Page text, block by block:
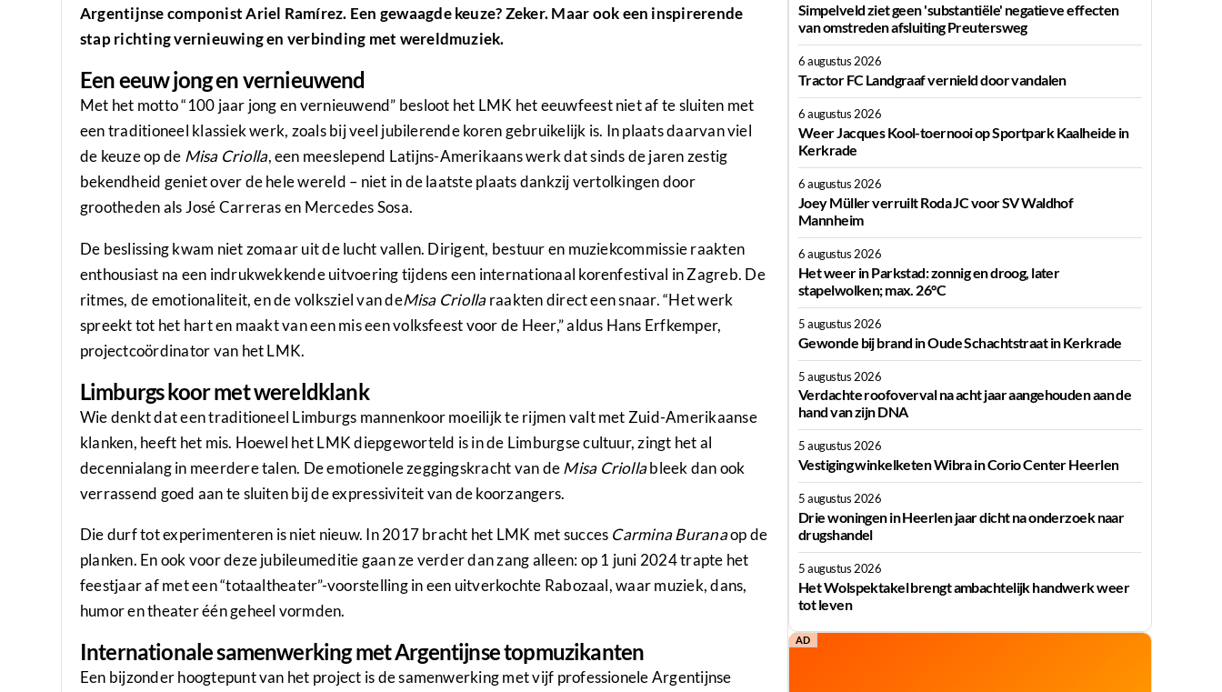
Argentijnse componist Ariel Ramírez. Een gewaagde keuze? Zeker. Maar ook een inspirerende
stap richting vernieuwing en verbinding met wereldmuziek.
Een eeuw jong en vernieuwend
Met het motto “100 jaar jong en vernieuwend” besloot het LMK het eeuwfeest niet af te sluiten met
een traditioneel klassiek werk, zoals bij veel jubilerende koren gebruikelijk is. In plaats daarvan viel
de keuze op de Misa Criolla, een meeslepend Latijns-Amerikaans werk dat sinds de jaren zestig
bekendheid geniet over de hele wereld – niet in de laatste plaats dankzij vertolkingen door
grootheden als José Carreras en Mercedes Sosa.
De beslissing kwam niet zomaar uit de lucht vallen. Dirigent, bestuur en muziekcommissie raakten
enthousiast na een indrukwekkende uitvoering tijdens een internationaal korenfestival in Zagreb. De
ritmes, de emotionaliteit, en de volksziel van deMisa Criollaraakten direct een snaar. “Het werk
spreekt tot het hart en maakt van een mis een volksfeest voor de Heer,” aldus Hans Erfkemper,
projectcoördinator van het LMK.
Limburgs koor met wereldklank
Wie denkt dat een traditioneel Limburgs mannenkoor moeilijk te rijmen valt met Zuid-Amerikaanse
klanken, heeft het mis. Hoewel het LMK diepgeworteld is in de Limburgse cultuur, zingt het al
decennialang in meerdere talen. De emotionele zeggingskracht van deMisa Criollableek dan ook
verrassend goed aan te sluiten bij de expressiviteit van de koorzangers.
Die durf tot experimenteren is niet nieuw. In 2017 bracht het LMK met succes Carmina Buranaop de
planken. En ook voor deze jubileumeditie gaan ze verder dan zang alleen: op 1 juni 2024 trapte het
feestjaar af met een “totaaltheater”-voorstelling in een uitverkochte Rabozaal, waar muziek, dans,
humor en theater één geheel vormden.
Internationale samenwerking met Argentijnse topmuzikanten
Een bijzonder hoogtepunt van het project is de samenwerking met vijf professionele Argentijnse
Simpelveld ziet geen 'substantiële' negatieve effecten
van omstreden afsluiting Preutersweg
6 augustus 2026
Tractor FC Landgraaf vernield door vandalen
6 augustus 2026
Weer Jacques Kool-toernooi op Sportpark Kaalheide in
Kerkrade
6 augustus 2026
Joey Müller verruilt Roda JC voor SV Waldhof
Mannheim
6 augustus 2026
Het weer in Parkstad: zonnig en droog, later
stapelwolken; max. 26°C
5 augustus 2026
Gewonde bij brand in Oude Schachtstraat in Kerkrade
5 augustus 2026
Verdachte roofoverval na acht jaar aangehouden aan de
hand van zijn DNA
5 augustus 2026
Vestiging winkelketen Wibra in Corio Center Heerlen
5 augustus 2026
Drie woningen in Heerlen jaar dicht na onderzoek naar
drugshandel
5 augustus 2026
Het Wolspektakel brengt ambachtelijk handwerk weer
tot leven
AD